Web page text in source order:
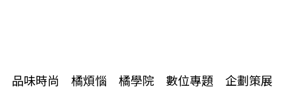
品味時尚 橘煩惱 橘學院 數位專題 企劃策展